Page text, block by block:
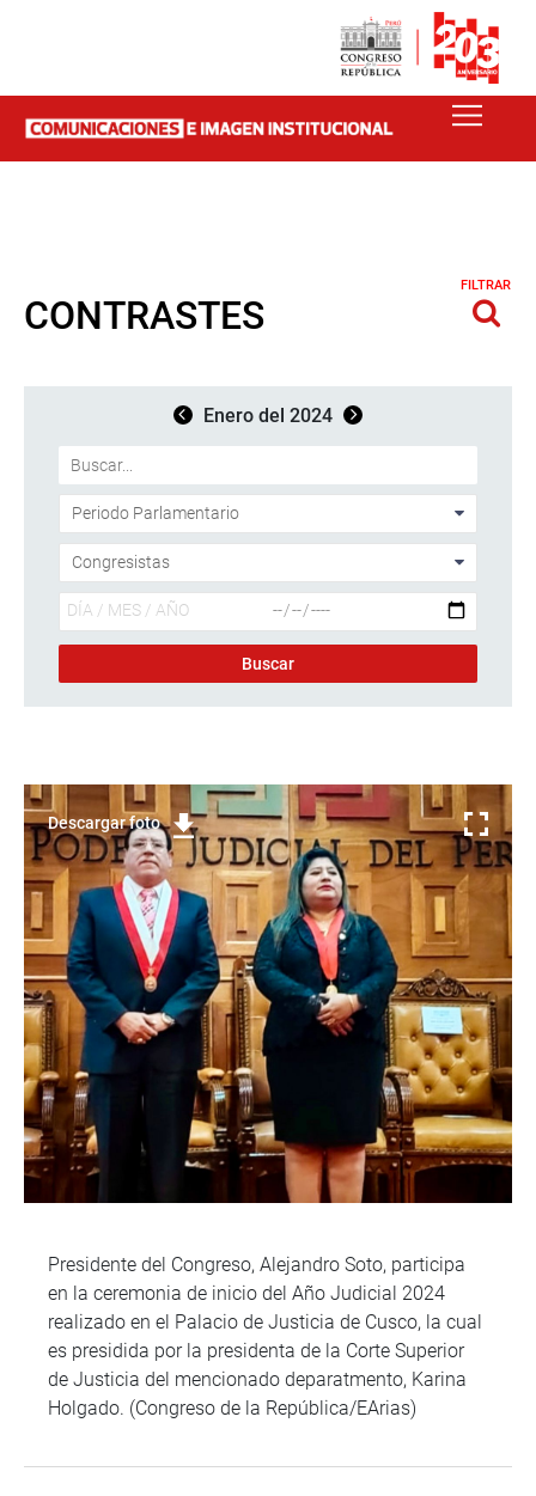
CONTRASTES
FILTRAR
Enero del 2024
Descargar foto
Presidente del Congreso, Alejandro Soto, participa
en la ceremonia de inicio del Año Judicial 2024
realizado en el Palacio de Justicia de Cusco, la cual
es presidida por la presidenta de la Corte Superior
de Justicia del mencionado deparatmento, Karina
Holgado. (Congreso de la República/EArias)